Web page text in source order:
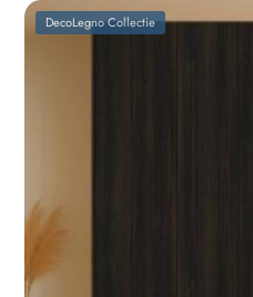
DecoLegno Collectie